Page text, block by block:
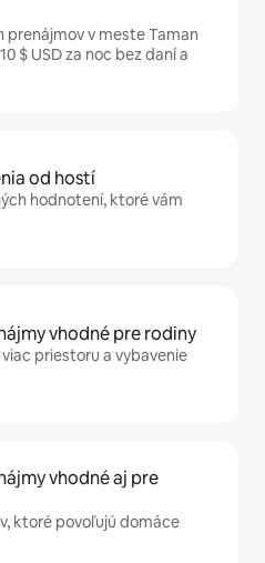
prenájmov v meste Taman
$ USD za noc bez daní a
od hostí
hodnotení, ktoré vám
vhodné pre rodiny
priestoru a vybavenie
vhodné aj pre
ktoré povoľujú domáce